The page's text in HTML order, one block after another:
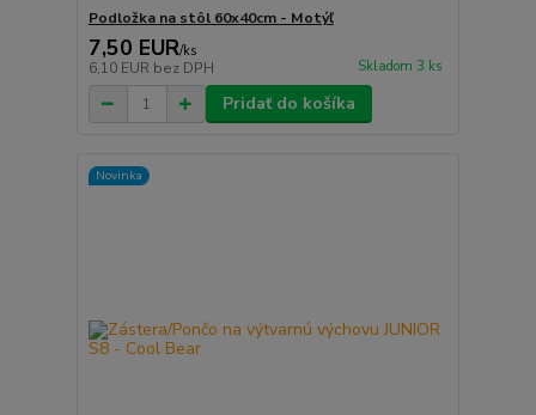
Podložka na stôl 60x40cm - Motýľ
7,50 EUR/ks
6,10 EUR bez DPH Skladom 3 ks
Pridať do košíka
Novinka